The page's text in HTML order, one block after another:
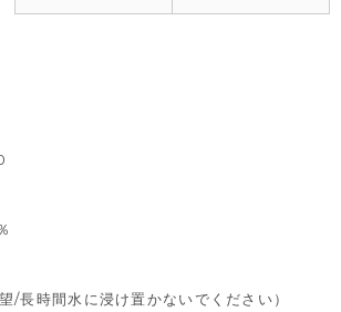
/長時間水に浸け置かないでください）